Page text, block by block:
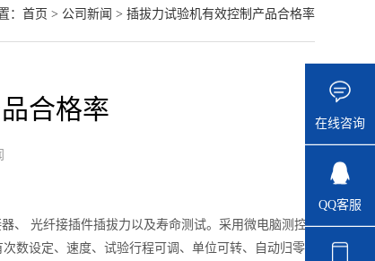
： 首页 > 公司新闻 > 插拔力试验机有效控制产品合格率
合格率
、 光纤接插件插拔力以及寿命测试。采用微电脑测控
数设定、速度、试验行程可调、单位可转、自动归零
在线咨询
QQ客服